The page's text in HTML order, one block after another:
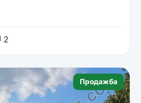
2
Продажба